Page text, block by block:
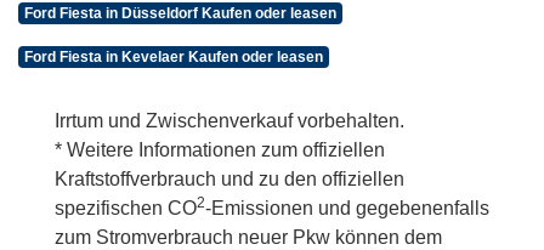
Ford Fiesta in Düsseldorf Kaufen oder leasen
Ford Fiesta in Kevelaer Kaufen oder leasen
Irrtum und Zwischenverkauf vorbehalten.
* Weitere Informationen zum offiziellen
Kraftstoffverbrauch und zu den offiziellen
spezifischen CO2-Emissionen und gegebenenfalls
zum Stromverbrauch neuer Pkw können dem